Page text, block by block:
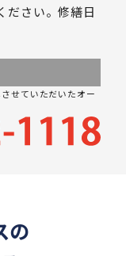
ださい。修繕日
せていただいたオー
の